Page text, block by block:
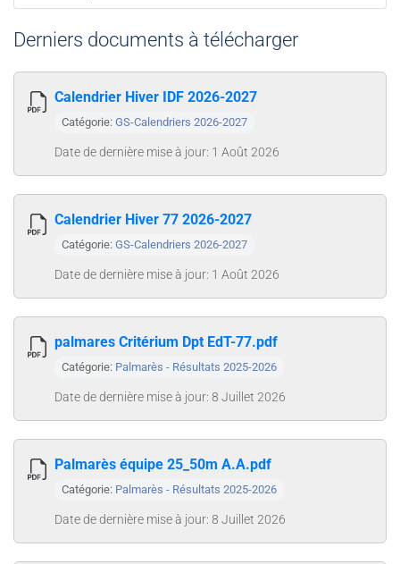
Derniers documents à télécharger
Calendrier Hiver IDF 2026-2027
Catégorie: GS-Calendriers 2026-2027
Date de dernière mise à jour: 1 Août 2026
Calendrier Hiver 77 2026-2027
Catégorie: GS-Calendriers 2026-2027
Date de dernière mise à jour: 1 Août 2026
palmares Critérium Dpt EdT-77.pdf
Catégorie: Palmarès - Résultats 2025-2026
Date de dernière mise à jour: 8 Juillet 2026
Palmarès équipe 25_50m A.A.pdf
Catégorie: Palmarès - Résultats 2025-2026
Date de dernière mise à jour: 8 Juillet 2026